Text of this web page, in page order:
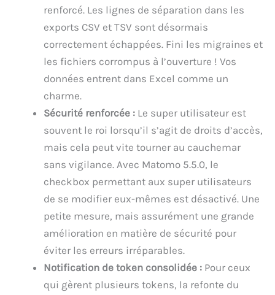
renforcé. Les lignes de séparation dans les
exports CSV et TSV sont désormais
correctement échappées. Fini les migraines et
les fichiers corrompus à l’ouverture ! Vos
données entrent dans Excel comme un
charme.
Sécurité renforcée : Le super utilisateur est
souvent le roi lorsqu’il s’agit de droits d’accès,
mais cela peut vite tourner au cauchemar
sans vigilance. Avec Matomo 5.5.0, le
checkbox permettant aux super utilisateurs
de se modifier eux-mêmes est désactivé. Une
petite mesure, mais assurément une grande
amélioration en matière de sécurité pour
éviter les erreurs irréparables.
Notification de token consolidée : Pour ceux
qui gèrent plusieurs tokens, la refonte du